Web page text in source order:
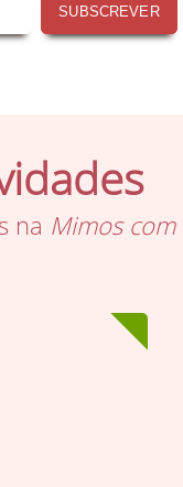
SUBSCREVER
na Mimos com